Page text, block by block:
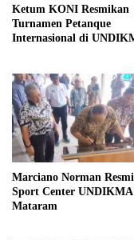
Ketum KONI Resmikan
Turnamen Petanque
Internasional di
Marciano Norman
Sport Center UNDIKMA
Mataram